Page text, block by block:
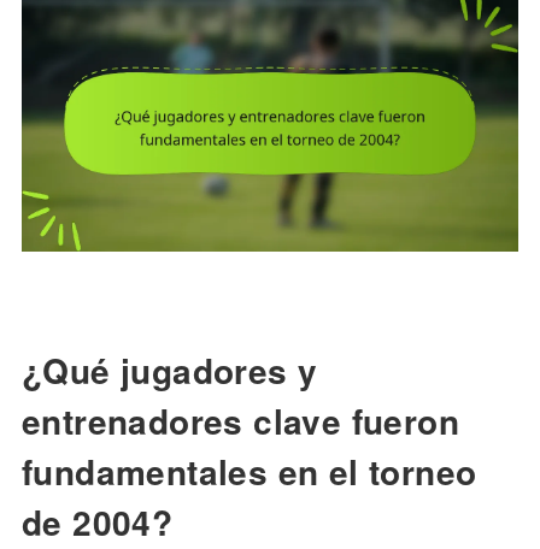
¿Qué jugadores y
entrenadores clave fueron
fundamentales en el torneo
de 2004?